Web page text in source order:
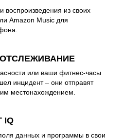
воспроизведения из своих
Amazon Music для
или ваши фитнес-часы
инцидент – они отправят
местонахождением.
IQ
данных и программы в свои